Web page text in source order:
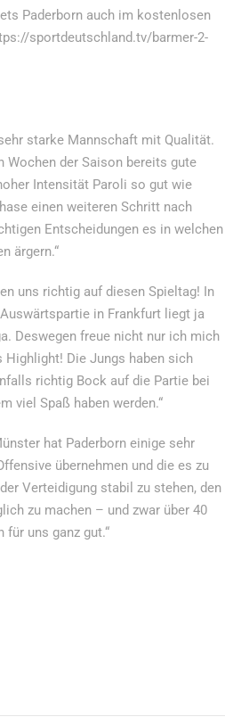
Paderborn auch im kostenlosen
sportdeutschland.tv/barmer-2-
starke Mannschaft mit Qualität.
Wochen der Saison bereits gute
Intensität Paroli so gut wie
einen weiteren Schritt nach
Entscheidungen es in welchen
ärgern.“
uns richtig auf diesen Spieltag! In
in Frankfurt liegt ja
Deswegen freue nicht nur ich mich
Die Jungs haben sich
richtig Bock auf die Partie bei
viel Spaß haben werden.“
hat Paderborn einige sehr
übernehmen und die es zu
Verteidigung stabil zu stehen, den
zu machen – und zwar über 40
für uns ganz gut.“